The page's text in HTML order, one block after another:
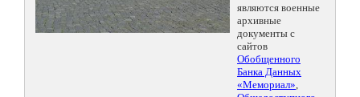
являются военные
архивные
документы с
сайтов
Обобщенного
Банка Данных
«Мемориал»,